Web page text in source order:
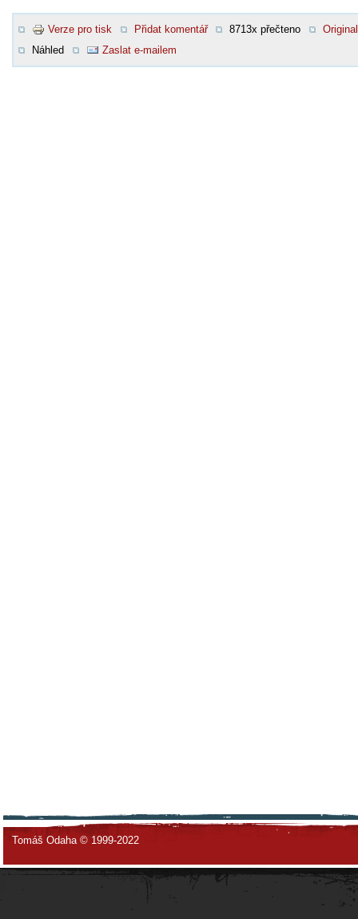
Verze pro tisk Přidat komentář 8713x přečteno
Original
Náhled
Zaslat e-mailem
Tomáš Odaha © 1999-2022